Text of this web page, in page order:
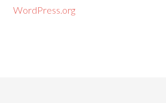
WordPress.org